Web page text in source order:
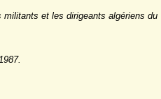
et les dirigeants algériens du